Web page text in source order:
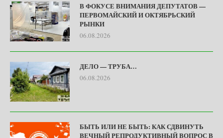
В ФОКУСЕ ВНИМАНИЯ ДЕПУТАТОВ —
ПЕРВОМАЙСКИЙ И ОКТЯБРЬСКИЙ
РЫНКИ
06.08.2026
ДЕЛО — ТРУБА…
06.08.2026
БЫТЬ ИЛИ НЕ БЫТЬ: КАК СДВИНУТЬ
ВЕЧНЫЙ РЕПРОДУКТИВНЫЙ ВОПРОС В